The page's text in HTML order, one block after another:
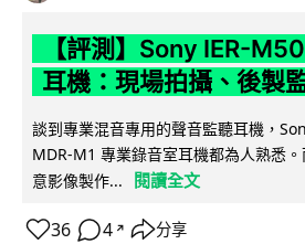
【評測】Sony IER-
耳機：現場拍攝、後製
談到專業混音專用的聲音監聽耳機，
MDR-M1 專業錄音室耳機都為人熟悉
意影像製作...
閱讀全文
36 4 ↗ 分享